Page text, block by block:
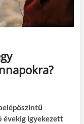
évekig igyekezett